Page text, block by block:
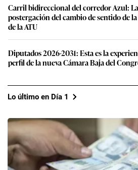
Carril bidireccional del corredor Azul:
postergación del cambio de sentido de
de la ATU
Diputados 2026-2031: Esta es la
perfil de la nueva Cámara Baja del
Lo último en Día 1